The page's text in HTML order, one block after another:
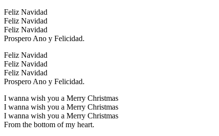
Feliz Navidad
Feliz Navidad
Feliz Navidad
Prospero Ano y Felicidad.
Feliz Navidad
Feliz Navidad
Feliz Navidad
Prospero Ano y Felicidad.
I wanna wish you a Merry Christmas
I wanna wish you a Merry Christmas
I wanna wish you a Merry Christmas
From the bottom of my heart.